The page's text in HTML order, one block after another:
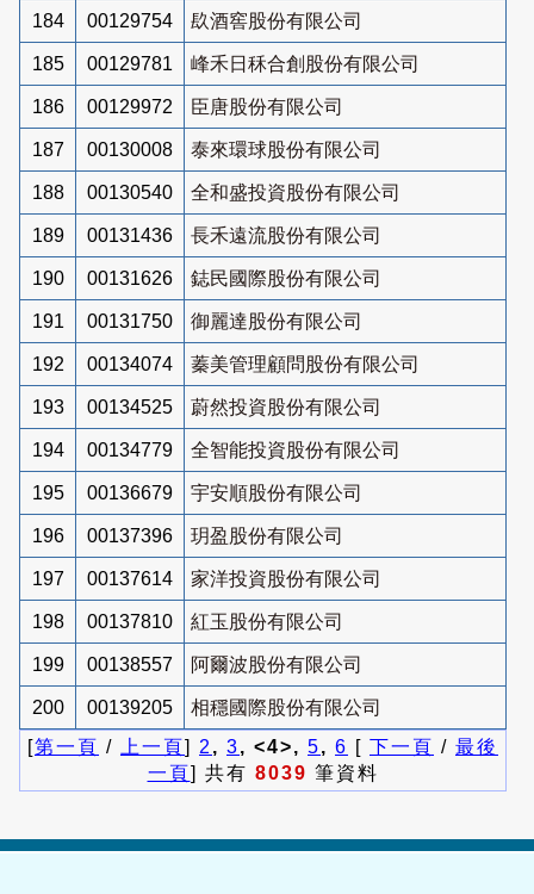
184 00129754 镹酒窖股份有限公司
185 00129781 峰禾日秝合創股份有限公司
186 00129972 臣唐股份有限公司
187 00130008 泰來環球股份有限公司
188 00130540 全和盛投資股份有限公司
189 00131436 長禾遠流股份有限公司
190 00131626 鋕民國際股份有限公司
191 00131750 御麗達股份有限公司
192 00134074 蓁美管理顧問股份有限公司
193 00134525 蔚然投資股份有限公司
194 00134779 全智能投資股份有限公司
195 00136679 宇安順股份有限公司
196 00137396 玥盈股份有限公司
197 00137614 家洋投資股份有限公司
198 00137810 紅玉股份有限公司
199 00138557 阿爾波股份有限公司
200 00139205
相穩國際股份有限公司
[第一頁 / 上一頁] 2 , 3, <4>, 5, 6 [ 下一頁 / 最後
一頁] 共有 8039 筆資料